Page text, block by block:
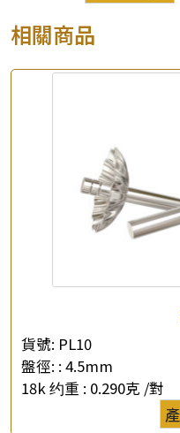
產品查詢
你的名字
相關商品
貨號: PL10
盤徑: : 4.5mm
18k 约重 : 0.290克 /對